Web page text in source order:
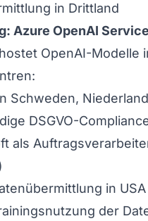
in Drittland
Azure OpenAI Service
OpenAI-Modelle
Schweden,
DSGVO-
als
in USA
der